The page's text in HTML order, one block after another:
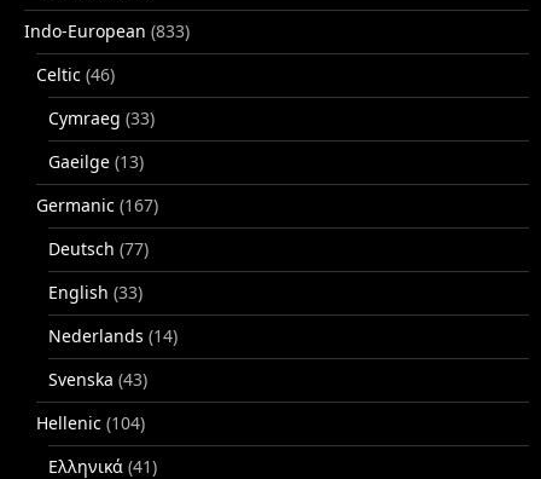
Indo-European (833)
Celtic (46)
Cymraeg (33)
Gaeilge (13)
Germanic (167)
Deutsch (77)
English (33)
Nederlands (14)
Svenska (43)
Hellenic (104)
Ελληνικά (41)